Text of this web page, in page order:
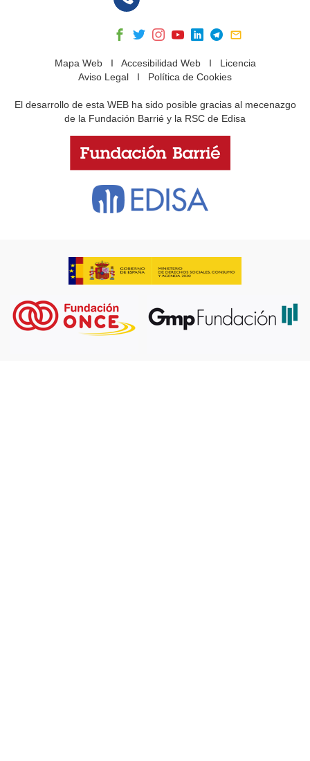
Mapa WebI Accesibilidad WebI Licencia
Aviso Legal I Política de Cookies
El desarrollo de esta WEB ha sido posible gracias al mecenazgo
de la Fundación Barrié y la RSC de Edisa